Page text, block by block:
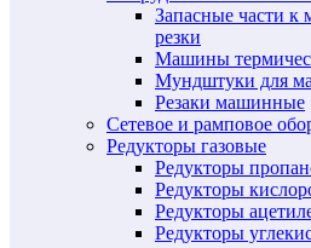
Запасные части к
резки
Машины
Мундштуки для
Резаки машинные
Сетевое и рамповое
Редукторы газовые
Редукторы
Редукторы
Редукторы
Редукторы